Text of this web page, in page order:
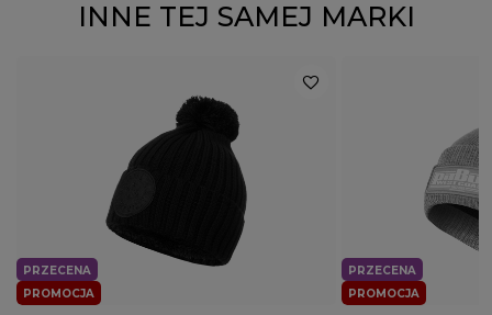
INNE TEJ SAMEJ MARKI
PROMOCJA
PRZECENA
PROMOCJA
PRZECENA